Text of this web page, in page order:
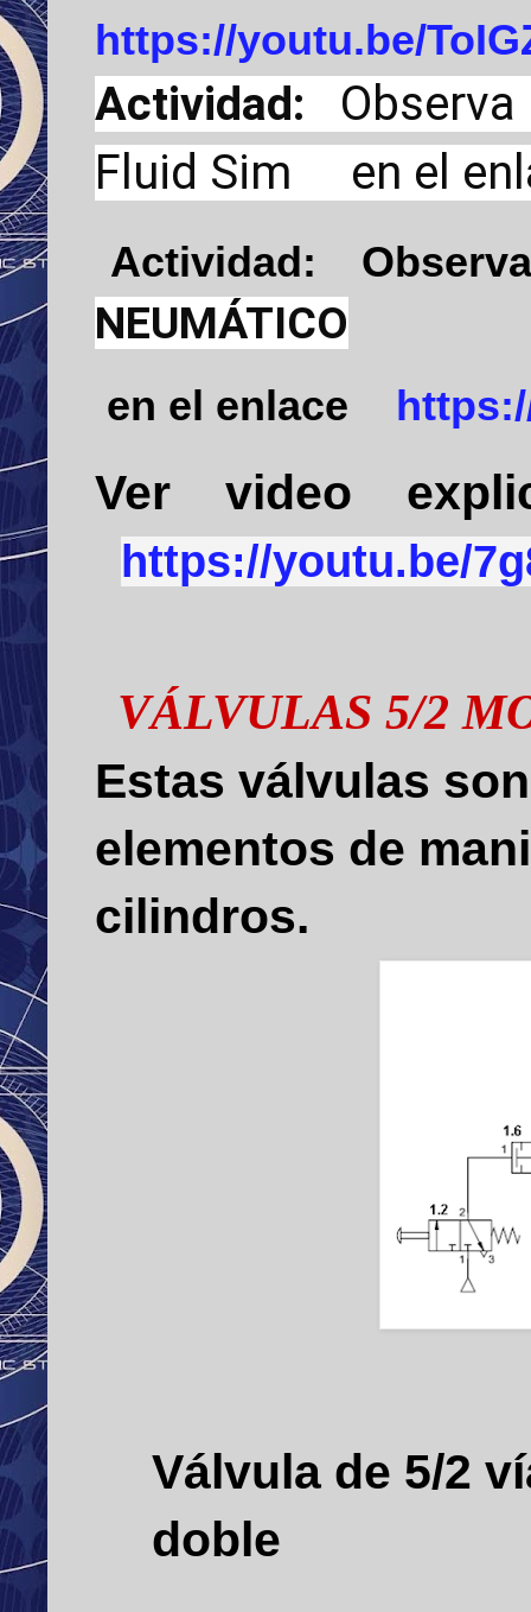
https://youtu.be/
Actividad:
Fluid Sim en el
Actividad:
NEUMÁTICO
en el enlace
Ver video
https://youtu.be/
VÁLVULAS 5/2
Estas válvulas
elementos de
cilindros.
Válvula de 5/2
doble